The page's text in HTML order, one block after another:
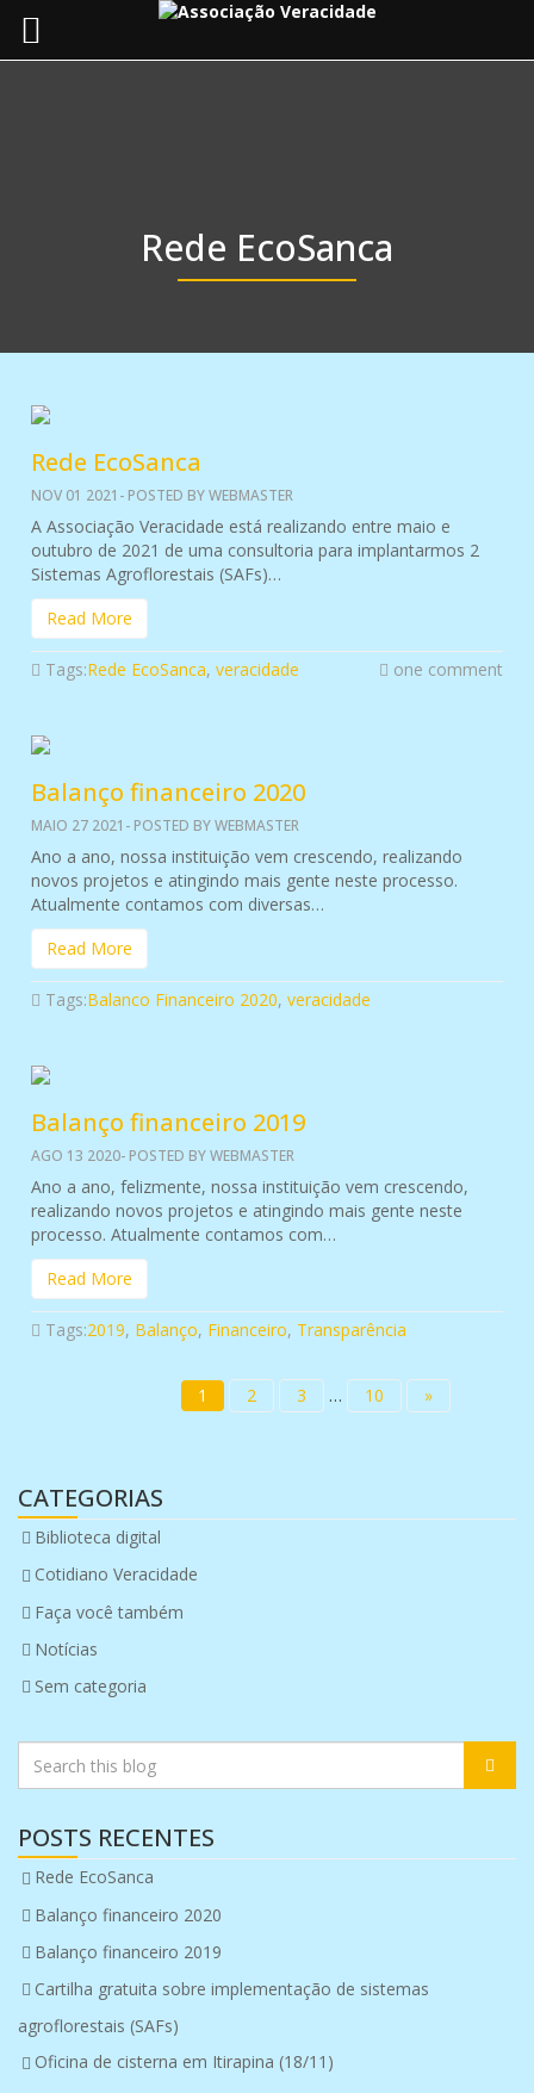
Rede EcoSanca
Blog
Rede EcoSanca
NOV 01 2021- POSTED BY WEBMASTER
A Associação Veracidade está realizando entre maio e
outubro de 2021 de uma consultoria para implantarmos 2
Sistemas Agroflorestais (SAFs)…
Read More
Tags:Rede EcoSanca, veracidade one comment
Balanço financeiro 2020
MAIO 27 2021- POSTED BY WEBMASTER
Ano a ano, nossa instituição vem crescendo, realizando
novos projetos e atingindo mais gente neste processo.
Atualmente contamos com diversas…
Read More
Tags:Balanco Financeiro 2020, veracidade
Balanço financeiro 2019
AGO 13 2020- POSTED BY WEBMASTER
Ano a ano, felizmente, nossa instituição vem crescendo,
realizando novos projetos e atingindo mais gente neste
processo. Atualmente contamos com…
Read More
Tags:2019, Balanço, Financeiro, Transparência
1 2 3 … 10 »
CATEGORIAS
Biblioteca digital
Cotidiano Veracidade
Faça você também
Notícias
Sem categoria
POSTS RECENTES
Rede EcoSanca
Balanço financeiro 2020
Balanço financeiro 2019
Cartilha gratuita sobre implementação de sistemas
agroflorestais (SAFs)
Oficina de cisterna em Itirapina (18/11)